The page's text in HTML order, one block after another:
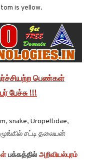
is yellow.
பெண்கள்
பேச்சு !!!
snake, Uropeltidae,
மூங்கில் சட்டி தலையன்
பக்கத்தில் அறிவியல்புரம்